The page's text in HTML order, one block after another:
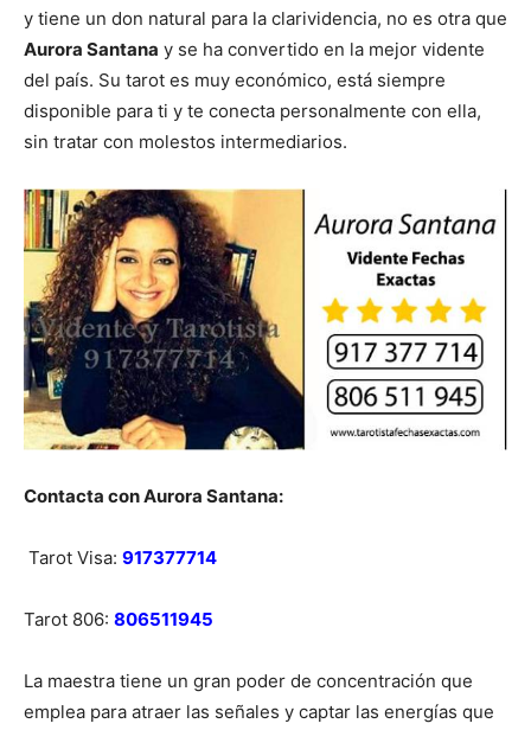
y tiene un don natural para la clarividencia, no es otra que
Aurora Santana y se ha convertido en la mejor vidente
del país. Su tarot es muy económico, está siempre
disponible para ti y te conecta personalmente con ella,
sin tratar con molestos intermediarios.
Contacta con Aurora Santana:
Tarot Visa: 917377714
Tarot 806: 806511945
La maestra tiene un gran poder de concentración que
emplea para atraer las señales y captar las energías que